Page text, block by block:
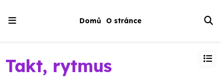
Domů O stránce
Takt, rytmus